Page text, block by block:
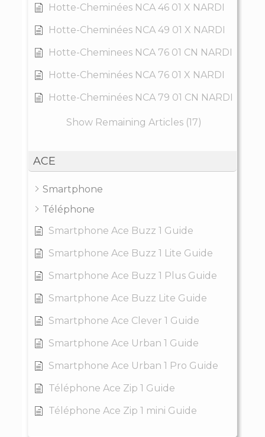
Hotte-Cheminées NCA 46 01 X NARDI
Hotte-Cheminées NCA 49 01 X NARDI
Hotte-Cheminees NCA 76 01 CN NARDI
Hotte-Cheminées NCA 76 01 X NARDI
Hotte-Cheminées NCA 79 01 CN NARDI
Show Remaining Articles (17)
ACE
Smartphone
Téléphone
Smartphone Ace Buzz 1 Guide
Smartphone Ace Buzz 1 Lite Guide
Smartphone Ace Buzz 1 Plus Guide
Smartphone Ace Buzz Lite Guide
Smartphone Ace Clever 1 Guide
Smartphone Ace Urban 1 Guide
Smartphone Ace Urban 1 Pro Guide
Téléphone Ace Zip 1 Guide
Téléphone Ace Zip 1 mini Guide